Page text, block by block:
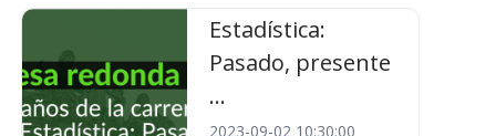
Estadística:
Pasado, presente
...
2023-09-02 10:30:00